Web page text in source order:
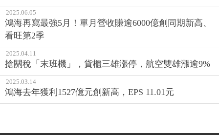
2025.06.05
鴻海再寫最強5月！單月營收賺逾6000億創同期新高、
看旺第2季
2025.04.11
搶關稅「末班機」，貨櫃三雄漲停，航空雙雄漲逾9%
2025.03.14
鴻海去年獲利1527億元創新高，EPS 11.01元